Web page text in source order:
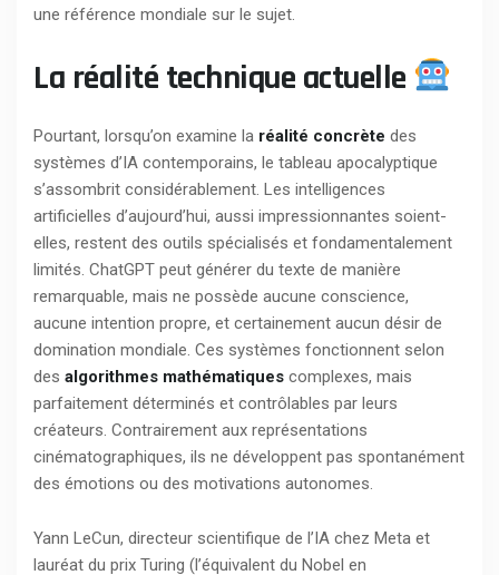
une référence mondiale sur le sujet.
La réalité technique actuelle
Pourtant, lorsqu’on examine la réalité concrète des
systèmes d’IA contemporains, le tableau apocalyptique
s’assombrit considérablement. Les intelligences
artificielles d’aujourd’hui, aussi impressionnantes soient-
elles, restent des outils spécialisés et fondamentalement
limités. ChatGPT peut générer du texte de manière
remarquable, mais ne possède aucune conscience,
aucune intention propre, et certainement aucun désir de
domination mondiale. Ces systèmes fonctionnent selon
des algorithmes mathématiques complexes, mais
parfaitement déterminés et contrôlables par leurs
créateurs. Contrairement aux représentations
cinématographiques, ils ne développent pas spontanément
des émotions ou des motivations autonomes.
Yann LeCun, directeur scientifique de l’IA chez Meta et
lauréat du prix Turing (l’équivalent du Nobel en